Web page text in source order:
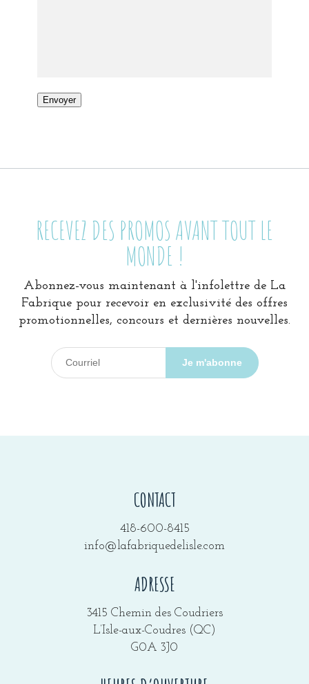
Envoyer
RECEVEZ DES PROMOS AVANT TOUT LE
MONDE !
Abonnez-vous maintenant à l'infolettre de La
Fabrique pour recevoir en exclusivité des offres
promotionnelles, concours et dernières nouvelles.
CONTACT
418-600-8415
info@lafabriquedelisle.com
ADRESSE
3415 Chemin des Coudriers
L’Isle-aux-Coudres (QC)
G0A 3J0